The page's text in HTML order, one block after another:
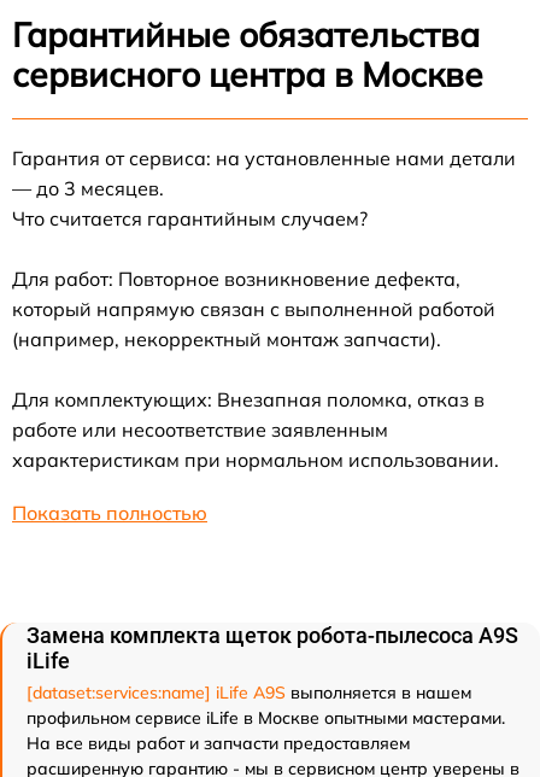
Гарантийные обязательства
сервисного центра в Москве
Гарантия от сервиса: на установленные нами детали
— до 3 месяцев.
Что считается гарантийным случаем?
Для работ: Повторное возникновение дефекта,
который напрямую связан с выполненной работой
(например, некорректный монтаж запчасти).
Для комплектующих: Внезапная поломка, отказ в
работе или несоответствие заявленным
характеристикам при нормальном использовании.
Показать полностью
Замена комплекта щеток робота-пылесоса A9S
iLife
[dataset:services:name] iLife A9S выполняется в нашем
профильном сервисе iLife в Москве опытными мастерами.
На все виды работ и запчасти предоставляем
расширенную гарантию - мы в сервисном центр уверены в